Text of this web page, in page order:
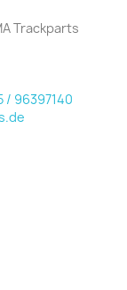
Trackparts
/ 96397140